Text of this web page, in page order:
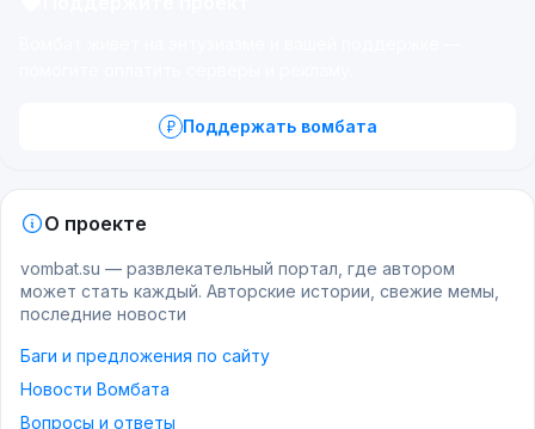
Поддержать вомбата
О проекте
vombat.su — развлекательный портал, где автором
может стать каждый. Авторские истории, свежие мемы,
последние новости
Баги и предложения по сайту
Новости Вомбата
Вопросы и ответы